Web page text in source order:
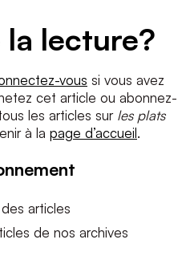
la lecture?
vous si vous avez
cet article ou abonnez-
les articles sur les plats
à la page d’accueil.
articles
de nos archives
etla politique de confidentialité